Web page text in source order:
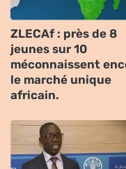
ZLECAf : près de 8
jeunes sur 10
méconnaissent
le marché unique
africain.